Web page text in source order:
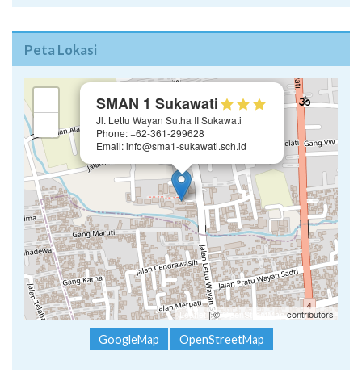
Peta Lokasi
SMAN 1 Sukawati
Jl. Lettu Wayan Sutha II Sukawati
Phone: +62-361-299628
Email: info@sma1-sukawati.sch.id
Leaflet | ©OpenStreetMap contributors
GoogleMap OpenStreetMap